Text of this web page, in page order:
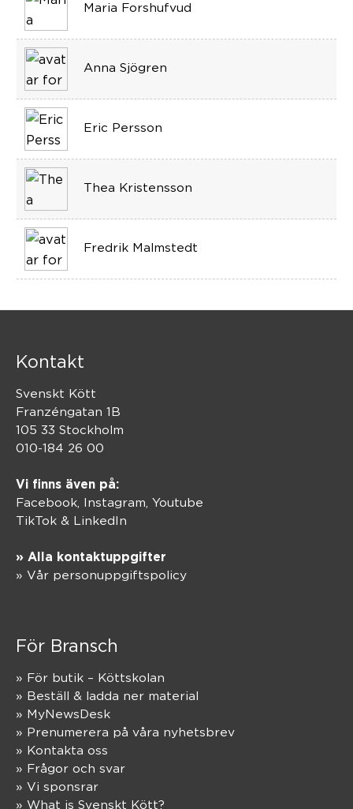
Maria Forshufvud
Anna Sjögren
Eric Persson
Thea Kristensson
Fredrik Malmstedt
Kontakt
Svenskt Kött
Franzéngatan 1B
105 33 Stockholm
010-184 26 00
Vi finns även på:
Facebook, Instagram Youtube
TikTok & LinkedIn
» Alla kontaktuppgifter
» Vår personuppgiftspolicy
För Bransch
» För butik – Köttskolan
» Beställ & ladda ner material
» MyNewsDesk
» Prenumerera på våra nyhetsbrev
» Kontakta oss
» Frågor och svar
» Vi sponsrar
» What is Svenskt Kött?